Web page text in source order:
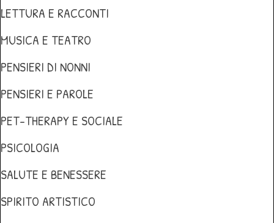
LETTURA E RACCONTI
MUSICA E TEATRO
PENSIERI DI NONNI
PENSIERI E PAROLE
PET-THERAPY E SOCIALE
PSICOLOGIA
SALUTE E BENESSERE
SPIRITO ARTISTICO